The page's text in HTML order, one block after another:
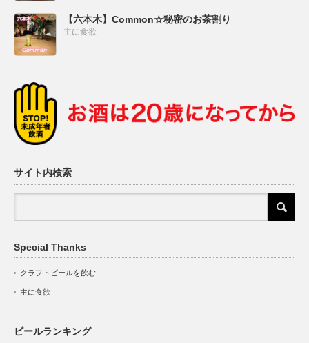
【六本木】Common☆秘密のお茶割り
主に食欲
サイト内検索
Special Thanks
クラフトビールを飲む
主に食欲
ビールランキング